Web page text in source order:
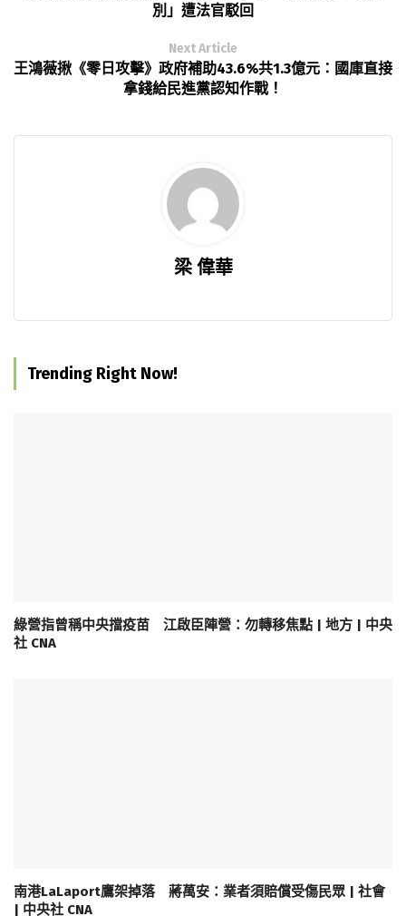
別」遭法官駁回
Next Article
王鴻薇揪《零日攻擊》政府補助43.6%共1.3億元：國庫直接
拿錢給民進黨認知作戰！
梁 偉華
Trending Right Now!
綠營指曾稱中央擋疫苗 江啟臣陣營：勿轉移焦點 | 地方 | 中央
社 CNA
南港LaLaport鷹架掉落 蔣萬安：業者須賠償受傷民眾 | 社會
| 中央社 CNA